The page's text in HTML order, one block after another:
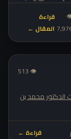
قراءة
المقال ←
👁 513
فقه المواريث: ميراث الحمل محاضرات فقه المواريث الدكتور محمد بن
قراءة ←